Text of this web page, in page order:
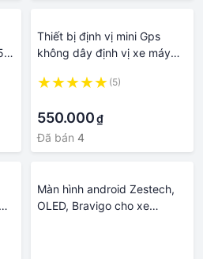
Thiết bị định vị mini Gps
không dây định vị xe máy
tô Minivan X9N(5)
550.000₫
Đã bán 4
Màn hình android Zestech,
OLED, Bravigo cho xe